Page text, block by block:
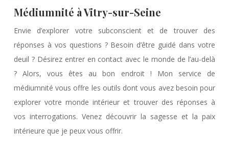
Médiumnité à Vitry-sur-Seine
Envie d’explorer votre subconscient et de trouver des
réponses à vos questions ? Besoin d’être guidé dans votre
deuil ? Désirez entrer en contact avec le monde de l’au-delà
? Alors, vous êtes au bon endroit ! Mon service de
médiumnité vous offre les outils dont vous avez besoin pour
explorer votre monde intérieur et trouver des réponses à
vos interrogations. Venez découvrir la sagesse et la paix
intérieure que je peux vous offrir.